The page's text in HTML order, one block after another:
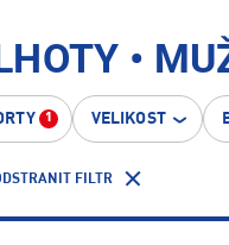
•
1 VELIKOST
FILTR